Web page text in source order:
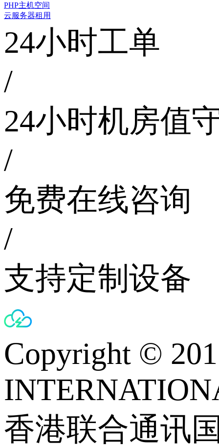
PHP主机空间
云服务器租用
24小时工单
/
24小时机房值
/
免费在线咨询
/
支持定制设备
Copyright ©
香港联合通讯